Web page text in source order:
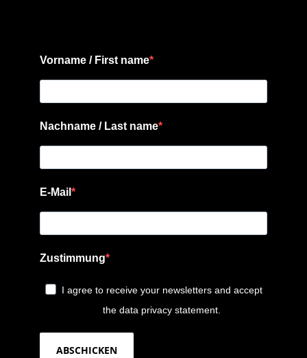
Vorname / First name
Nachname / Last name
E-Mail
Zustimmung
I agree to receive your newsletters and accept
the data privacy statement.
ABSCHICKEN